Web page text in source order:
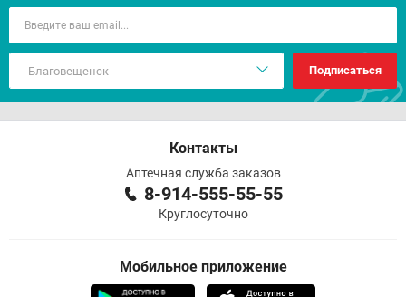
Подписаться
Контакты
Аптечная служба заказов
8-914-555-55-55
Круглосуточно
Мобильное приложение